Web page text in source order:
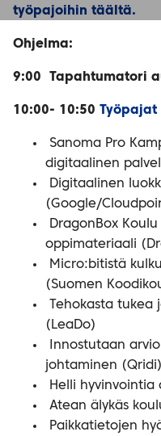
työpajoihin täältä.
Ohjelma:
9:00 Tapahtumatori
10:00- 10:50 Työpajat I
Sanoma Pro
digitaalinen
Digitaalinen
(Google/
DragonBox
oppimateriaali
Micro:bitistä
(Suomen
Tehokasta tukea
(LeaDo)
Innostutaan
johtaminen (Qridi)
Helli
Atean älykäs
Paikkatietojen